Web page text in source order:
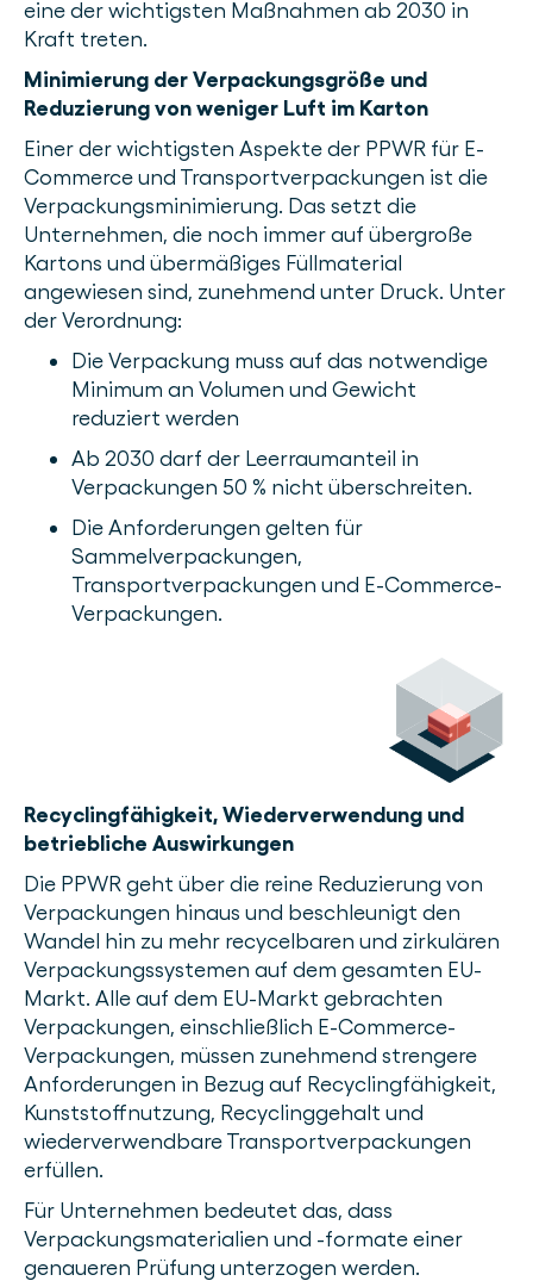
eine der wichtigsten Maßnahmen ab 2030 in
Kraft treten.
Minimierung der Verpackungsgröße und
Reduzierung von weniger Luft im Karton
Einer der wichtigsten Aspekte der PPWR für E-
Commerce und Transportverpackungen ist die
Verpackungsminimierung. Das setzt die
Unternehmen, die noch immer auf übergroße
Kartons und übermäßiges Füllmaterial
angewiesen sind, zunehmend unter Druck. Unter
der Verordnung:
Die Verpackung muss auf das notwendige
Minimum an Volumen und Gewicht
reduziert werden
Ab 2030 darf der Leerraumanteil in
Verpackungen 50 % nicht überschreiten.
Die Anforderungen gelten für
Sammelverpackungen,
Transportverpackungen und E-Commerce-
Verpackungen.
Recyclingfähigkeit, Wiederverwendung und
betriebliche Auswirkungen
Die PPWR geht über die reine Reduzierung von
Verpackungen hinaus und beschleunigt den
Wandel hin zu mehr recycelbaren und zirkulären
Verpackungssystemen auf dem gesamten EU-
Markt. Alle auf dem EU-Markt gebrachten
Verpackungen, einschließlich E-Commerce-
Verpackungen, müssen zunehmend strengere
Anforderungen in Bezug auf Recyclingfähigkeit,
Kunststoffnutzung, Recyclinggehalt und
wiederverwendbare Transportverpackungen
erfüllen.
Für Unternehmen bedeutet das, dass
Verpackungsmaterialien und -formate einer
genaueren Prüfung unterzogen werden.